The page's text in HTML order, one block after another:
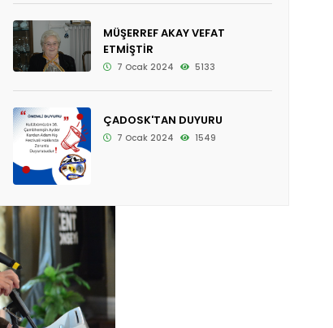
MÜŞERREF AKAY VEFAT
ETMİŞTİR
7 Ocak 2024 5133
ÇADOSK'TAN DUYURU
7 Ocak 2024 1549